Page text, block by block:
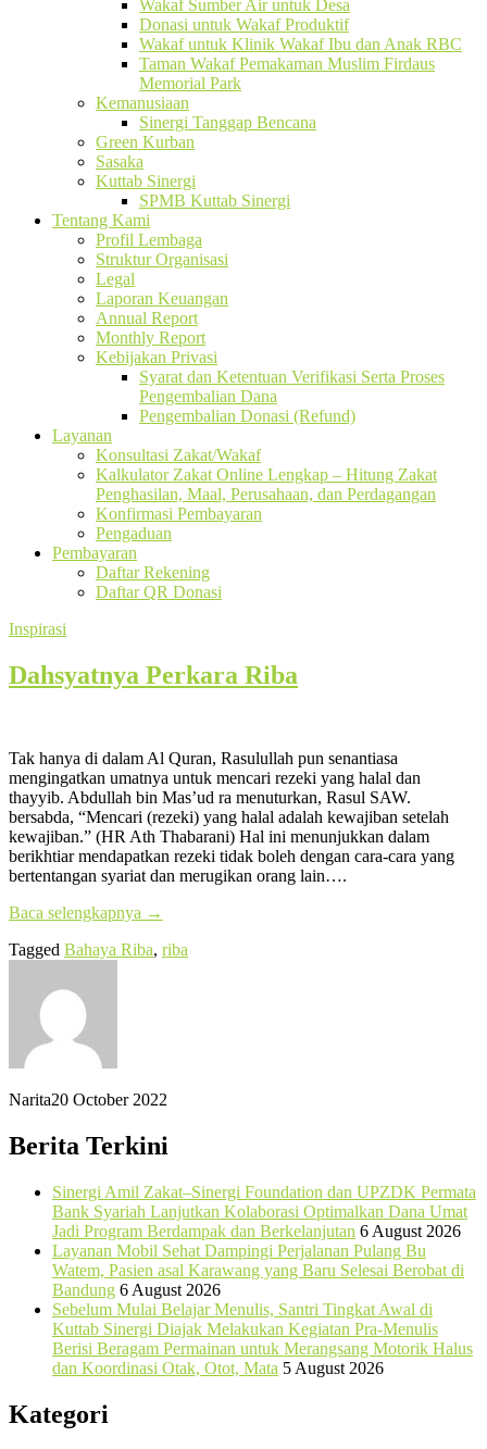
Wakaf Sumber Air untuk Desa
Donasi untuk Wakaf Produktif
Wakaf untuk Klinik Wakaf Ibu dan Anak RBC
Taman Wakaf Pemakaman Muslim Firdaus
Memorial Park
Kemanusiaan
Sinergi Tanggap Bencana
Green Kurban
Sasaka
Kuttab Sinergi
SPMB Kuttab Sinergi
Tentang Kami
Profil Lembaga
Struktur Organisasi
Legal
Laporan Keuangan
Annual Report
Monthly Report
Kebijakan Privasi
Syarat dan Ketentuan Verifikasi Serta Proses
Pengembalian Dana
Pengembalian Donasi (Refund)
Layanan
Konsultasi Zakat/Wakaf
Kalkulator Zakat Online Lengkap – Hitung Zakat
Penghasilan, Maal, Perusahaan, dan Perdagangan
Konfirmasi Pembayaran
Pengaduan
Pembayaran
Daftar Rekening
Daftar QR Donasi
Inspirasi
Dahsyatnya Perkara Riba
Tak hanya di dalam Al Quran, Rasulullah pun senantiasa
mengingatkan umatnya untuk mencari rezeki yang halal dan
thayyib. Abdullah bin Mas’ud ra menuturkan, Rasul SAW.
bersabda, “Mencari (rezeki) yang halal adalah kewajiban setelah
kewajiban.” (HR Ath Thabarani) Hal ini menunjukkan dalam
berikhtiar mendapatkan rezeki tidak boleh dengan cara-cara yang
bertentangan syariat dan merugikan orang lain….
Baca selengkapnya →
Tagged Bahaya Riba, riba
Narita20 October 2022
Berita Terkini
Sinergi Amil Zakat–Sinergi Foundation dan UPZDK Permata
Bank Syariah Lanjutkan Kolaborasi Optimalkan Dana Umat
Jadi Program Berdampak dan Berkelanjutan 6 August 2026
Layanan Mobil Sehat Dampingi Perjalanan Pulang Bu
Watem, Pasien asal Karawang yang Baru Selesai Berobat di
Bandung 6 August 2026
Sebelum Mulai Belajar Menulis, Santri Tingkat Awal di
Kuttab Sinergi Diajak Melakukan Kegiatan Pra-Menulis
Berisi Beragam Permainan untuk Merangsang Motorik Halus
dan Koordinasi Otak, Otot, Mata 5 August 2026
Kategori